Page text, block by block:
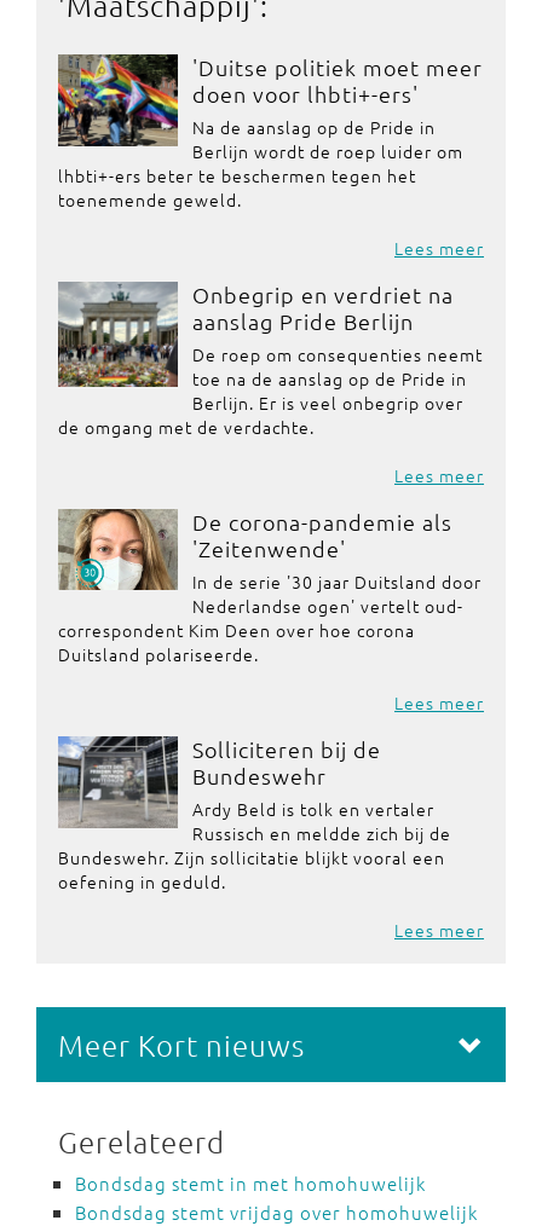
'Duitse politiek moet meer
doen voor lhbti+-ers'
Na de aanslag op de Pride in
Berlijn wordt de roep luider om
lhbti+-ers beter te beschermen tegen het
toenemende geweld.
Lees meer
Onbegrip en verdriet na
aanslag Pride Berlijn
De roep om consequenties neemt
toe na de aanslag op de Pride in
Berlijn. Er is veel onbegrip over
de omgang met de verdachte.
Lees meer
De corona-pandemie als
'Zeitenwende'
In de serie '30 jaar Duitsland door
Nederlandse ogen' vertelt oud-
correspondent Kim Deen over hoe corona
Duitsland polariseerde.
Lees meer
Solliciteren bij de
Bundeswehr
Ardy Beld is tolk en vertaler
Russisch en meldde zich bij de
Bundeswehr. Zijn sollicitatie blijkt vooral een
oefening in geduld.
Lees meer
Meer Kort nieuws
Gerelateerd
Bondsdag stemt in met homohuwelijk
Bondsdag stemt vrijdag over homohuwelijk